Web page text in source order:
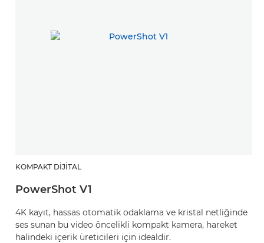
KOMPAKT DIJITAL
PowerShot V1
4K kayıt, hassas otomatik odaklama ve kristal netliğinde
ses sunan bu video öncelikli kompakt kamera, hareket
halindeki içerik üreticileri için idealdir.